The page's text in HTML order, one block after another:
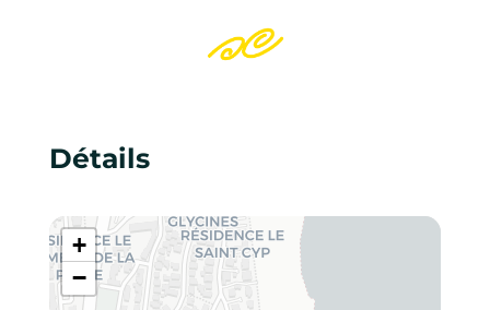
Détails
+
−